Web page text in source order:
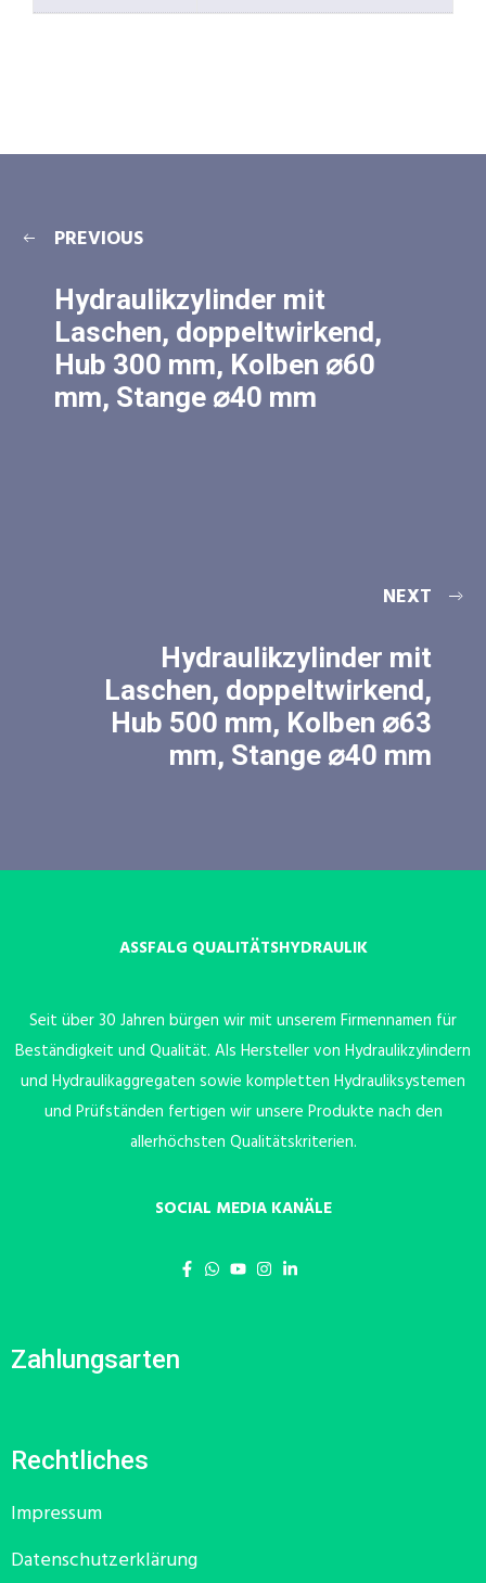
PREVIOUS
Hydraulikzylinder mit
Laschen, doppeltwirkend,
Hub 300 mm, Kolben ⌀60
mm, Stange ⌀40 mm
NEXT
Hydraulikzylinder mit
Laschen, doppeltwirkend,
Hub 500 mm, Kolben ⌀63
mm, Stange ⌀40 mm
ASSFALG QUALITÄTSHYDRAULIK
Seit über 30 Jahren bürgen wir mit unserem Firmennamen für
Beständigkeit und Qualität. Als Hersteller von Hydraulikzylindern
und Hydraulikaggregaten sowie kompletten Hydrauliksystemen
und Prüfständen fertigen wir unsere Produkte nach den
allerhöchsten Qualitätskriterien.
SOCIAL MEDIA KANÄLE
Zahlungsarten
Rechtliches
Impressum
Datenschutzerklärung